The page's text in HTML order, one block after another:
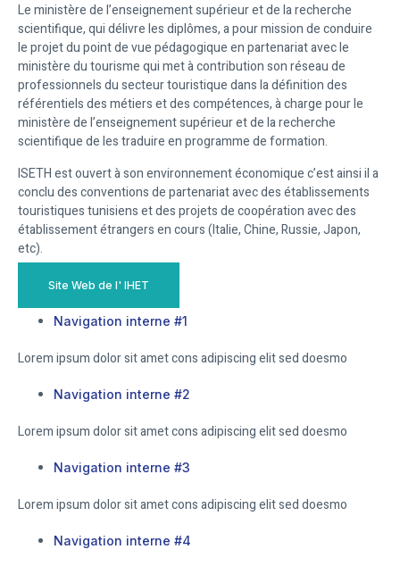
Le ministère de l’enseignement supérieur et de la recherche
scientifique, qui délivre les diplômes, a pour mission de conduire
le projet du point de vue pédagogique en partenariat avec le
ministère du tourisme qui met à contribution son réseau de
professionnels du secteur touristique dans la définition des
référentiels des métiers et des compétences, à charge pour le
ministère de l’enseignement supérieur et de la recherche
scientifique de les traduire en programme de formation.
ISETH est ouvert à son environnement économique c’est ainsi il a
conclu des conventions de partenariat avec des établissements
touristiques tunisiens et des projets de coopération avec des
établissement étrangers en cours (Italie, Chine, Russie, Japon,
etc).
Site Web de l' IHET
Navigation interne #1
Lorem ipsum dolor sit amet cons adipiscing elit sed doesmo
Navigation interne #2
Lorem ipsum dolor sit amet cons adipiscing elit sed doesmo
Navigation interne #3
Lorem ipsum dolor sit amet cons adipiscing elit sed doesmo
Navigation interne #4